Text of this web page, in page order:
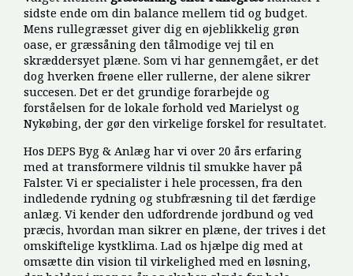
sidste ende om din balance mellem tid og budget.
Mens rullegræsset giver dig en øjeblikkelig grøn
oase, er græssåning den tålmodige vej til en
skræddersyet plæne. Som vi har gennemgået, er det
dog hverken frøene eller rullerne, der alene sikrer
succesen. Det er det grundige forarbejde og
forståelsen for de lokale forhold ved Marielyst og
Nykøbing, der gør den virkelige forskel for resultatet.
Hos DEPS Byg & Anlæg har vi over 20 års erfaring
med at transformere vildnis til smukke haver på
Falster. Vi er specialister i hele processen, fra den
indledende rydning og stubfræsning til det færdige
anlæg. Vi kender den udfordrende jordbund og ved
præcis, hvordan man sikrer en plæne, der trives i det
omskiftelige kystklima. Lad os hjælpe dig med at
omsætte din vision til virkelighed med en løsning,